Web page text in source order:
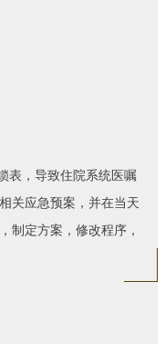
表，导致住院系统医嘱
关应急预案，并在当天
制定方案，修改程序，